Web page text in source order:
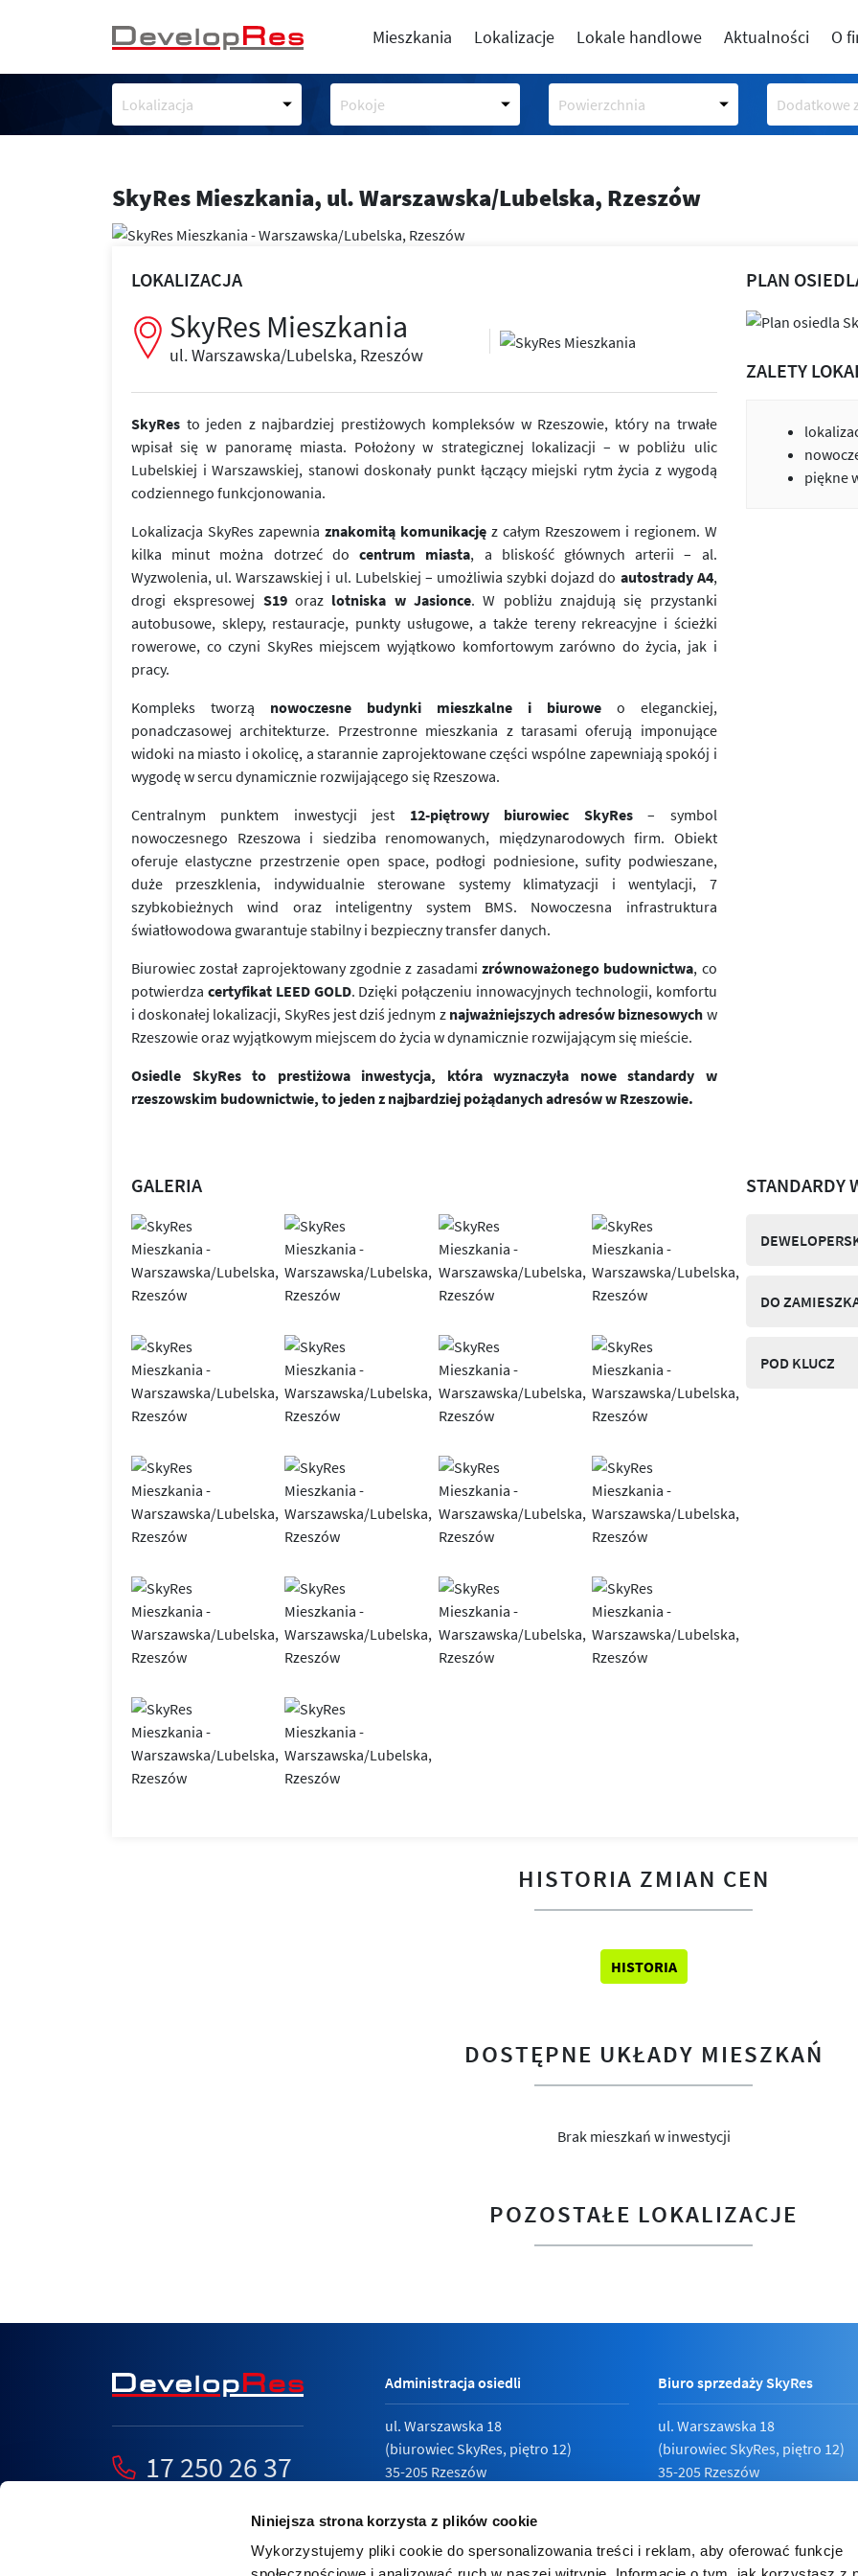
Niniejsza strona korzysta z plików cookie
Wykorzystujemy pliki cookie do spersonalizowania treści i reklam, aby oferować funkcje
Mieszkania Lokalizacje Lokale handlowe Aktualności O
Lokalizacja Pokoje Powierzchnia Dodatkowe
SkyRes Mieszkania, ul. Warszawska/Lubelska, Rzeszów
LOKALIZACJA
SkyRes Mieszkania
ul. Warszawska/Lubelska, Rzeszów
SkyRes to jeden z najbardziej prestiżowych kompleksów w Rzeszowie, który na trwałe
wpisał się w panoramę miasta. Położony w strategicznej lokalizacji – w pobliżu ulic
Lubelskiej i Warszawskiej, stanowi doskonały punkt łączący miejski rytm życia z wygodą
codziennego funkcjonowania.
Lokalizacja SkyRes zapewnia znakomitą komunikacjęz całym Rzeszowem i regionem. W
kilka minut można dotrzeć docentrum miasta, a bliskość głównych arterii – al.
Wyzwolenia, ul. Warszawskiej i ul. Lubelskiej – umożliwia szybki dojazd do autostrady A4,
drogi ekspresowej S19oraz lotniska w Jasionce. W pobliżu znajdują się przystanki
autobusowe, sklepy, restauracje, punkty usługowe, a także tereny rekreacyjne i ścieżki
rowerowe, co czyni SkyRes miejscem wyjątkowo komfortowym zarówno do życia, jak i
pracy.
Kompleks tworzą nowoczesne budynki mieszkalne i biuroweo eleganckiej,
ponadczasowej architekturze. Przestronne mieszkania z tarasami oferują imponujące
widoki na miasto i okolicę, a starannie zaprojektowane części wspólne zapewniają spokój i
wygodę w sercu dynamicznie rozwijającego się Rzeszowa.
Centralnym punktem inwestycji jest 12-piętrowy biurowiec SkyRes– symbol
nowoczesnego Rzeszowa i siedziba renomowanych, międzynarodowych firm. Obiekt
oferuje elastyczne przestrzenie open space, podłogi podniesione, sufity podwieszane,
duże przeszklenia, indywidualnie sterowane systemy klimatyzacji i wentylacji, 7
szybkobieżnych wind oraz inteligentny system BMS. Nowoczesna infrastruktura
światłowodowa gwarantuje stabilny i bezpieczny transfer danych.
Biurowiec został zaprojektowany zgodnie z zasadami zrównoważonego budownictwa, co
potwierdza certyfikat LEED GOLD. Dzięki połączeniu innowacyjnych technologii, komfortu
i doskonałej lokalizacji, SkyRes jest dziś jednym z najważniejszych adresów biznesowych w
Rzeszowie oraz wyjątkowym miejscem do życia w dynamicznie rozwijającym się mieście.
Osiedle SkyRes to prestiżowa inwestycja, która wyznaczyła nowe standardy w
rzeszowskim budownictwie, to jeden z najbardziej pożądanych adresów w Rzeszowie.
PLAN
ZALETY
piękne
GALERIA STANDARDY
DO
POD KLUCZ
HISTORIA ZMIAN CEN
HISTORIA
DOSTĘPNE UKŁADY MIESZKAŃ
Brak mieszkań w inwestycji
POZOSTAŁE LOKALIZACJE
17 250 26 37
Administracja osiedli
ul. Warszawska 18
(biurowiec SkyRes, piętro 12)
35-205 Rzeszów
17 789 19 87
Biuro sprzedaży SkyRes
ul. Warszawska 18
(biurowiec SkyRes, piętro 12)
35-205 Rzeszów